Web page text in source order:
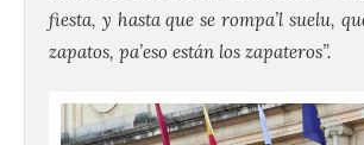
fiesta, y hasta que se rompa’l suelu,
zapatos, pa’eso están los zapateros”.